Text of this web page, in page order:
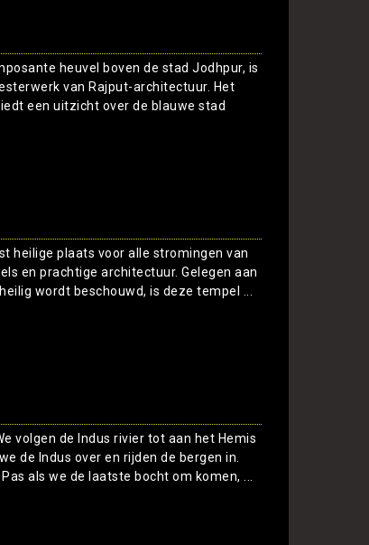
heuvel boven de stad Jodhpur, is
van Rajput-architectuur. Het
een uitzicht over de blauwe stad
heilige plaats voor alle stromingen van
en prachtige architectuur. Gelegen aan
wordt beschouwd, is deze tempel ...
volgen de Indus rivier tot aan het Hemis
de Indus over en rijden de bergen in.
als we de laatste bocht om komen, ...